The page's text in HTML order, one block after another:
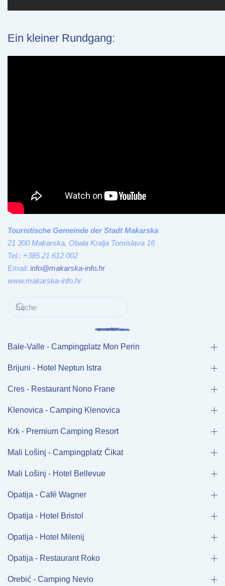
Ein kleiner Rundgang:
Touristische Gemeinde der Stadt Makarska
21 300 Makarska, Obala Kralja Tomislava 16
Tel.: +385 21 612 002
Email: info@makarska-info.hr
www.makarska-info.hr
Bale-Valle - Campingplatz Mon Perin
Brijuni - Hotel Neptun Istra
Cres - Restaurant Nono Frane
Klenovica - Camping Klenovica
Krk - Premium Camping Resort
Mali Lošinj - Campingplatz Čikat
Mali Lošinj - Hotel Bellevue
Opatija - Café Wagner
Opatija - Hotel Bristol
Opatija - Hotel Milenij
Opatija - Restaurant Roko
Orebić - Camping Nevio